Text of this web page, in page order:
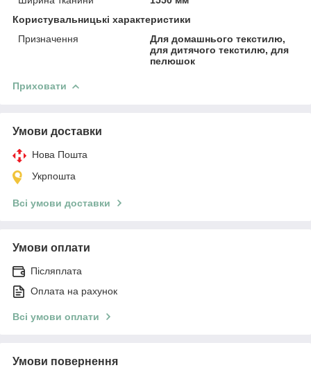
Користувальницькі характеристики
Призначення
Для домашнього текстилю,
для дитячого текстилю, для
пелюшок
Приховати
Умови доставки
Нова Пошта
Укрпошта
Всі умови доставки
Умови оплати
Післяплата
Оплата на рахунок
Всі умови оплати
Умови повернення